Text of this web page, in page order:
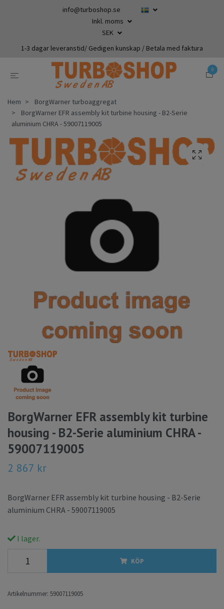
info@turboshop.se
Inkl. moms
SEK
1-3 dagar leveranstid/ Gedigen kunskap / Betala med faktura
0
Hem
BorgWarner turboaggregat
BorgWarner EFR assembly kit turbine housing - B2-Serie
aluminium CHRA - 59007119005
BorgWarner EFR assembly kit turbine
housing - B2-Serie aluminium CHRA -
59007119005
2 867 kr
BorgWarner EFR assembly kit turbine housing - B2-Serie
aluminium CHRA - 59007119005
I lager.
KÖP
Artikelnummer: 59007119005